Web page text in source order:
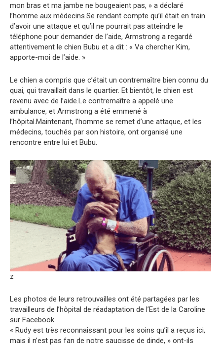
mon bras et ma jambe ne bougeaient pas, » a déclaré
l’homme aux médecins.Se rendant compte qu’il était en train
d’avoir une attaque et qu’il ne pourrait pas atteindre le
téléphone pour demander de l’aide, Armstrong a regardé
attentivement le chien Bubu et a dit : « Va chercher Kim,
apporte-moi de l’aide. »
Le chien a compris que c’était un contremaître bien connu du
quai, qui travaillait dans le quartier. Et bientôt, le chien est
revenu avec de l’aide.Le contremaître a appelé une
ambulance, et Armstrong a été emmené à
l’hôpital.Maintenant, l’homme se remet d’une attaque, et les
médecins, touchés par son histoire, ont organisé une
rencontre entre lui et Bubu.
z
Les photos de leurs retrouvailles ont été partagées par les
travailleurs de l’hôpital de réadaptation de l’Est de la Caroline
sur Facebook.
« Rudy est très reconnaissant pour les soins qu’il a reçus ici,
mais il n’est pas fan de notre saucisse de dinde, » ont-ils